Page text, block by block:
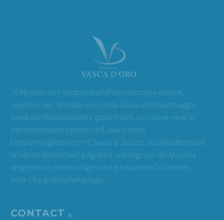
10 Minuten vom Stadtzentrum Porto-Vecchios entfernt,
zwischen den Stränden von Santa-Giulia und Palombaggia
bietet das Residenzhotel 2 große Pools, von denen einer in
der Nebensaison beheizt wird, sowie einen
Entspannungsbereich mit Sauna & Jacuzzi. Das Residenzhotel
ist wie ein kleines Dorf aufgebaut und liegt von der Macchia
umgeben an einem ruhigen und erholsamen Ort inmitten
einer 1 ha großen Parkanlage.
CONTACT